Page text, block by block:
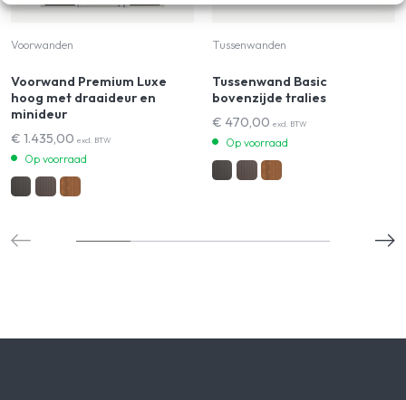
Voorwanden
Voorwand Premium Luxe
hoog met draaideur en
minideur
€ 1.435,00 excl. BTW
Op voorraad
Tussenwanden
Tussenwand Basic
bovenzijde tralies
€ 470,00 excl. BTW
Op voorraad